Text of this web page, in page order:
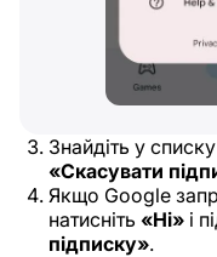
Знайдіть у
«Скасувати
Якщо Google
натисніть «Ні» і
підписку».